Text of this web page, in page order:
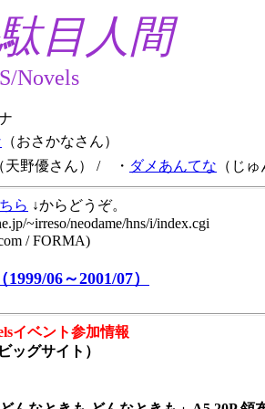
目人間
Novels
（おさかなさん）
天野優さん） / ・ ダメあんてな （じ
ら ↓からどうぞ。
~irreso/neodame/hns/i/index.cgi
/ FORMA)
06～2001/07）
イベント参加情報
ッグサイト）